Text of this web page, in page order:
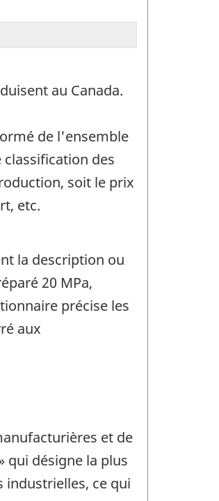
au Canada.
de l'ensemble
des
soit le prix
etc.
la description ou
20 MPa,
précise les
aux
et de
qui désigne la plus
industrielles, ce qui